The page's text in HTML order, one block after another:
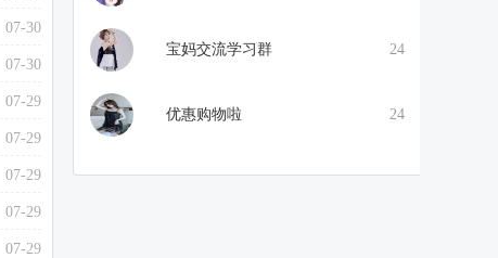
07-30
07-30
07-29
07-29
07-29
07-29
07-29
宝妈交流学习群 24
优惠购物啦 24